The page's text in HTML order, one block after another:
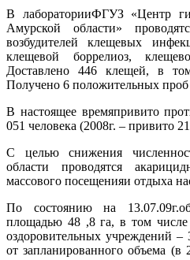
В лабораторииФГУЗ «Центр
Амурской области»
возбудителей клещевых
клещевой боррелиоз,
Доставлено 446 клещей, в
Получено 6 положительных проб
В настоящее времяпривито
051 человека (2008г. – привито
С целью снижения
области проводятся
массового посещенияи отдыха
По состоянию на
площадью 48 ,8 га, в том числе
оздоровительных учреждений –
от запланированного объема (в